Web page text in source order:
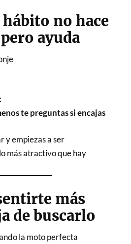
no hace
ayuda
te preguntas si encajas
y empiezas a ser
más atractivo que hay
más
de buscarlo
la moto perfecta